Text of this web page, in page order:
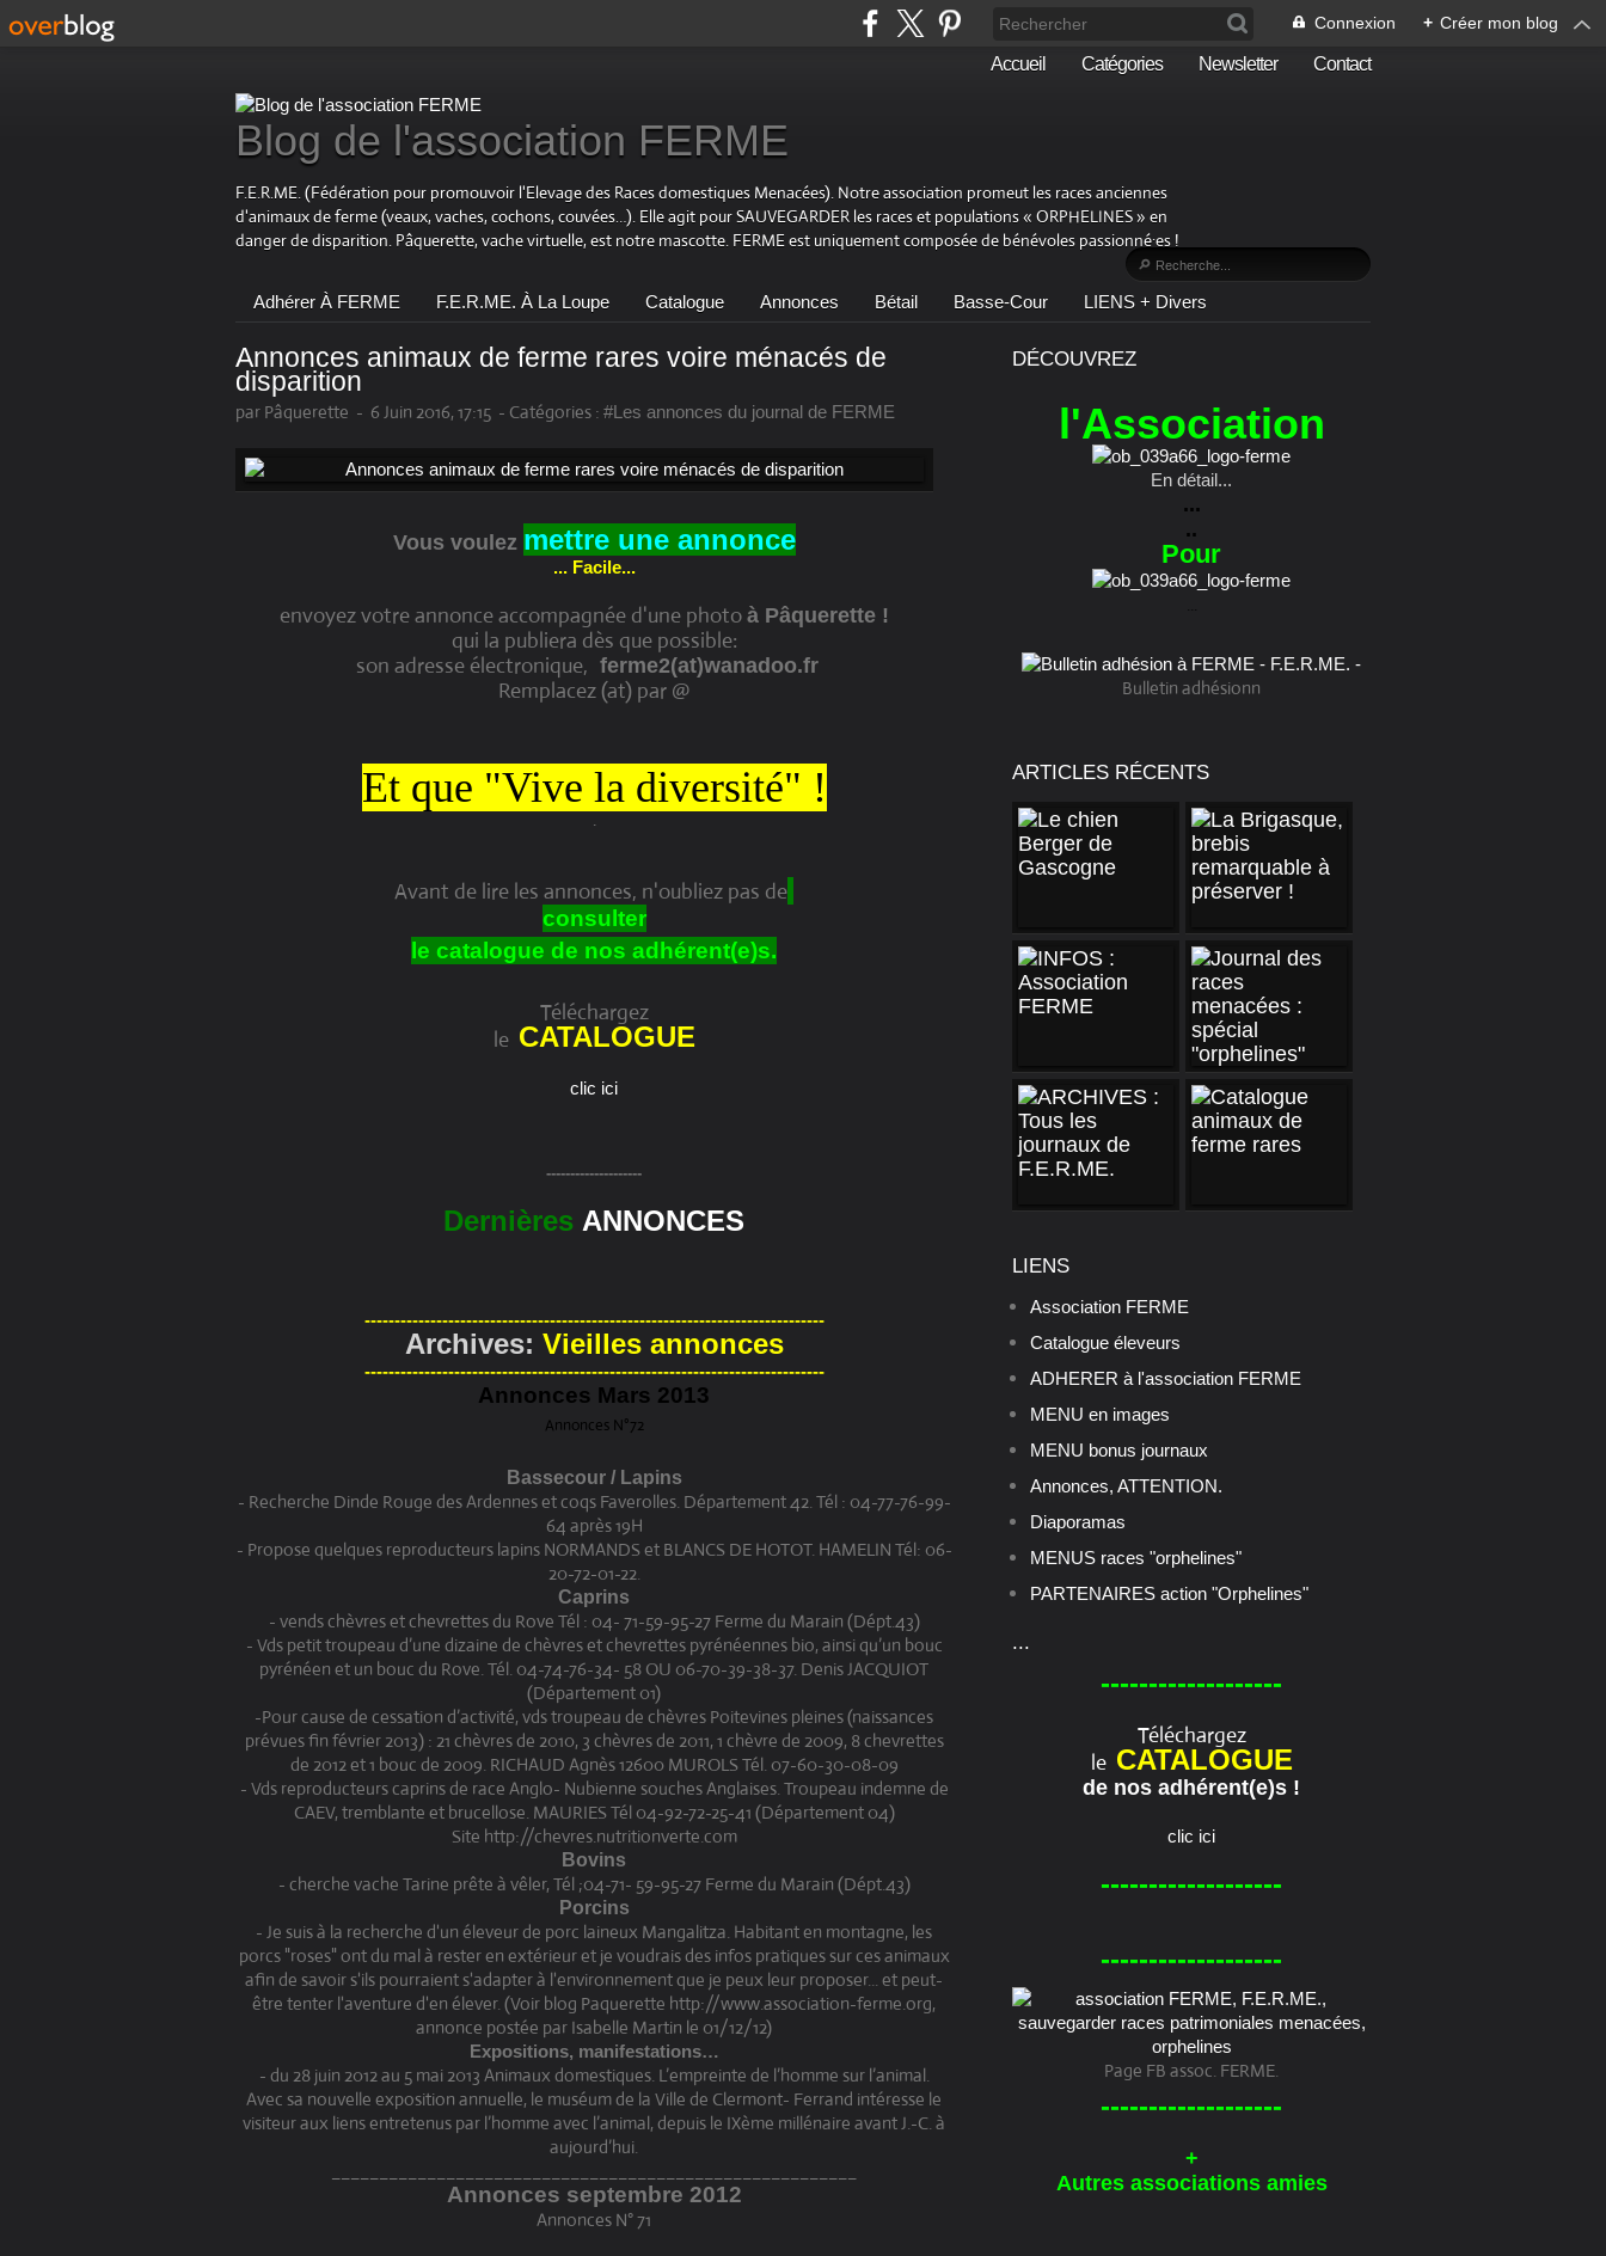
Connexion + Créer mon blog
Accueil Catégories Newsletter Contact
Blog de l'association FERME
F.E.R.ME. (Fédération pour promouvoir l'Elevage des Races domestiques Menacées). Notre association promeut les races anciennes
d'animaux de ferme (veaux, vaches, cochons, couvées…). Elle agit pour SAUVEGARDER les races et populations « ORPHELINES » en
danger de disparition. Pâquerette, vache virtuelle, est notre mascotte. FERME est uniquement composée de bénévoles passionné·es !
Adhérer À FERME F.E.R.ME. À La Loupe Catalogue Annonces Bétail Basse-Cour LIENS + Divers
Annonces animaux de ferme rares voire ménacés de
disparition
par Pâquerette - 6 Juin 2016, 17:15 - Catégories : #Les annonces du journal de FERME
Vous voulez mettre une annonce
... Facile...
envoyez votre annonce accompagnée d'une photo à Pâquerette !
qui la publiera dès que possible:
son adresse électronique, ferme2(at)wanadoo.fr
Remplacez (at) par @
Et que "Vive la diversité" !
.
Avant de lire les annonces, n'oubliez pas de
consulter
le catalogue de nos adhérent(e)s.
Téléchargez
le CATALOGUE
clic ici
--------------------
Dernières ANNONCES
-----------------------------------------------------------------------------
Archives: Vieilles annonces
-----------------------------------------------------------------------------
Annonces Mars 2013
Annonces N°72
Bassecour / Lapins
- Recherche Dinde Rouge des Ardennes et coqs Faverolles. Département 42. Tél : 04-77-76-99-
64 après 19H
- Propose quelques reproducteurs lapins NORMANDS et BLANCS DE HOTOT. HAMELIN Tél: 06-
20-72-01-22.
Caprins
- vends chèvres et chevrettes du Rove Tél : 04- 71-59-95-27 Ferme du Marain (Dépt.43)
- Vds petit troupeau d’une dizaine de chèvres et chevrettes pyrénéennes bio, ainsi qu’un bouc
pyrénéen et un bouc du Rove. Tél. 04-74-76-34- 58 OU 06-70-39-38-37. Denis JACQUIOT
(Département 01)
-Pour cause de cessation d’activité, vds troupeau de chèvres Poitevines pleines (naissances
prévues fin février 2013) : 21 chèvres de 2010, 3 chèvres de 2011, 1 chèvre de 2009, 8 chevrettes
de 2012 et 1 bouc de 2009. RICHAUD Agnès 12600 MUROLS Tél. 07-60-30-08-09
- Vds reproducteurs caprins de race Anglo- Nubienne souches Anglaises. Troupeau indemne de
CAEV, tremblante et brucellose. MAURIES Tél 04-92-72-25-41 (Département 04)
Site http://chevres.nutritionverte.com
Bovins
- cherche vache Tarine prête à vêler, Tél ;04-71- 59-95-27 Ferme du Marain (Dépt.43)
Porcins
- Je suis à la recherche d'un éleveur de porc laineux Mangalitza. Habitant en montagne, les
porcs "roses" ont du mal à rester en extérieur et je voudrais des infos pratiques sur ces animaux
afin de savoir s'ils pourraient s'adapter à l'environnement que je peux leur proposer... et peut-
être tenter l'aventure d'en élever. (Voir blog Paquerette http://www.association-ferme.org,
annonce postée par Isabelle Martin le 01/12/12)
Expositions, manifestations…
- du 28 juin 2012 au 5 mai 2013 Animaux domestiques. L’empreinte de l’homme sur l’animal.
Avec sa nouvelle exposition annuelle, le muséum de la Ville de Clermont- Ferrand intéresse le
visiteur aux liens entretenus par l’homme avec l’animal, depuis le IXème millénaire avant J.-C. à
aujourd’hui.
Annonces septembre 2012
Annonces N° 71
DÉCOUVREZ
l'Association
En détail...
...
..
Pour
Bulletin adhésionn
ARTICLES RÉCENTS
LIENS
Association FERME
Catalogue éleveurs
ADHERER à l'association FERME
MENU en images
MENU bonus journaux
Annonces, ATTENTION.
Diaporamas
MENUS races "orphelines"
PARTENAIRES action "Orphelines"
...
-------------------
Téléchargez
le CATALOGUE
de nos adhérent(e)s !
clic ici
-------------------
-------------------
Page FB assoc. FERME.
-------------------
+
Autres associations amies